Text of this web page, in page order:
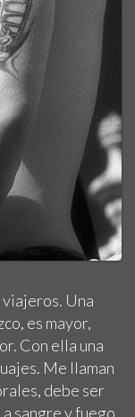
Una
es mayor,
Con ella una
Me llaman
debe ser
sangre y fuego.